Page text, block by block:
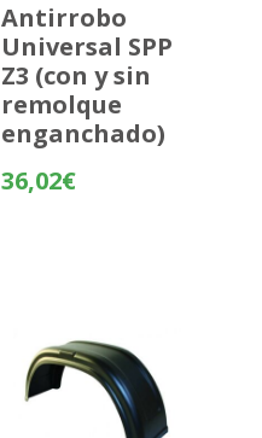
Antirrobo
Universal SPP
Z3 (con y sin
remolque
enganchado)
36,02€